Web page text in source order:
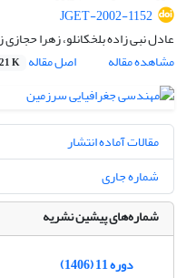
JGET-2002-1152
عادل نبی زاده بلخکانلو، زهرا
مشاهده مقاله
اصل مقاله K
مقالات آماده انتشار
شماره جاری
شماره‌های پیشین نشریه
دوره 11 (1406)